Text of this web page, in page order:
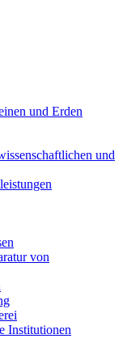
und Erden
und
von
Institutionen